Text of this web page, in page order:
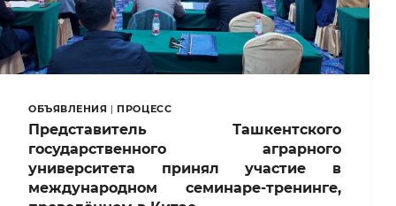
ОБЪЯВЛЕНИЯ | ПРОЦЕСС
Представитель Ташкентского
государственного аграрного
университета принял участие в
международном семинаре-тренинге,